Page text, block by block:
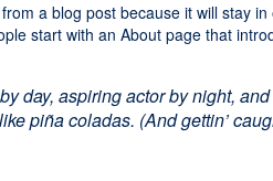
a blog post because it will stay
start with an About page that
day, aspiring actor by night,
piña coladas. (And gettin’